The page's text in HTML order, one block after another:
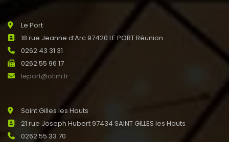
Le Port
18 rue Jeanne d’Arc 97420 LE PORT Réunion
0262 43 31 31
0262 55 96 17
leport@ofim.fr
Saint Gilles les Hauts
21 rue Joseph Hubert 97434 SAINT GILLES les Hauts
0262 55 33 70